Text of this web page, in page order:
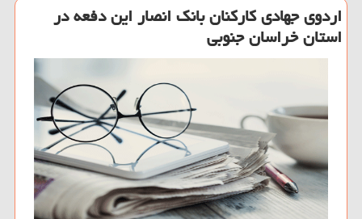
اردوی جهادی كاركنان بانك انصار این دفعه در
استان خراسان جنوبی